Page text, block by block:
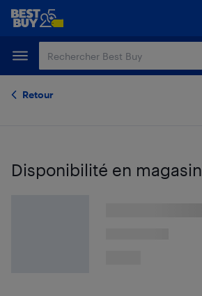
Passer
principal
Passer
Retour
Disponibilité en magasin